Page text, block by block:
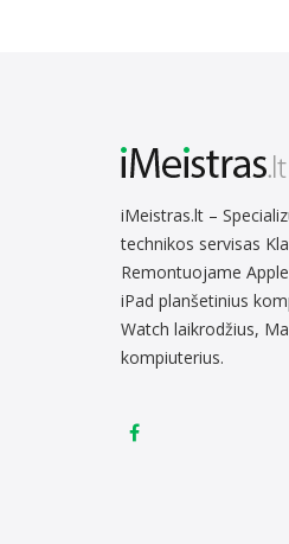
iMeistras.lt –
technikos servisas
Remontuojame
iPad planšetinius
Watch laikrodžius,
kompiuterius.